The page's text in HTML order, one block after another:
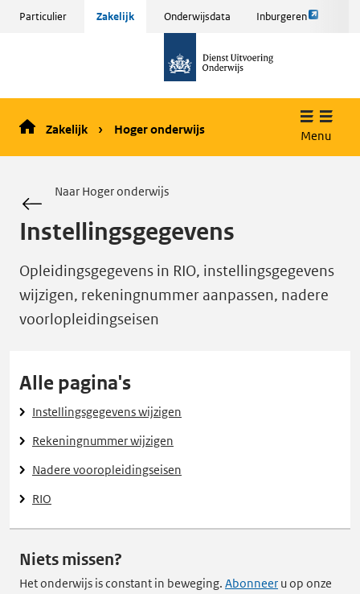
Sla
naar
inhoud
Particulier Zakelijk Onderwijsdata Inburgeren
Link
pagina
de
Zakelijk Hoger onderwijs Menu
Naar Hoger onderwijs
Instellingsgegevens
Opleidingsgegevens in RIO, instellingsgegevens
wijzigen, rekeningnummer aanpassen, nadere
voorlopleidingseisen
Alle pagina's
Instellingsgegevens wijzigen
Rekeningnummer wijzigen
Nadere vooropleidingseisen
RIO
Niets missen?
Het onderwijs is constant in beweging. Abonneer u op onze